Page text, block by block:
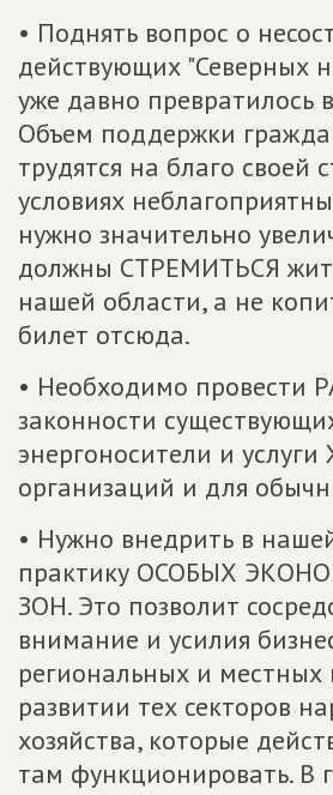
• Поднять вопрос о
действующих "Северных
уже давно превратилось
Объем поддержки
трудятся на благо своей
условиях
нужно значительно
должны СТРЕМИТЬСЯ
нашей области, а не
билет отсюда.
• Необходимо провести
законности
энергоносители и
организаций и для
• Нужно внедрить в
практику ОСОБЫХ
ЗОН. Это позволит
внимание и усилия
региональных и местных
развитии тех секторов
хозяйства, которые
там функционировать. В